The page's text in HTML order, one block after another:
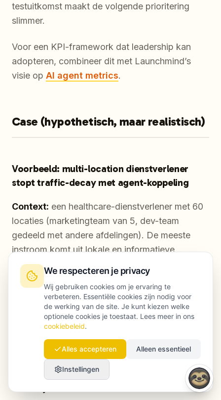
testuitkomst maakt de volgende prioritering
slimmer.
Voor een KPI-framework dat leadership kan
adopteren, combineer dit met Launchmind’s
visie op AI agent metrics.
Case (hypothetisch, maar realistisch)
Voorbeeld: multi-location dienstverlener
stopt traffic-decay met agent-koppeling
Context: een healthcare-dienstverlener met 60
locaties (marketingteam van 5, dev-team
gedeeld met andere afdelingen). De meeste
instroom komt uit lokale en informatieve
zoekopdrachten.
Probleem:in 8 weken daalde het aantal
organische leads met 18%. Paid spend ging
omhoog om het gat te dichten. Het team
wat écht het verschil maakte.
Launchmind-implementatie (hands-on
We respecteren je privacy
Wij gebruiken cookies om je ervaring te
verbeteren. Essentiële cookies zijn nodig voor
de werking van de site. Je kunt kiezen welke
optionele cookies je toestaat. Lees meer in ons
cookiebeleid.
Alles accepteren Alleen essentieel
Instellingen